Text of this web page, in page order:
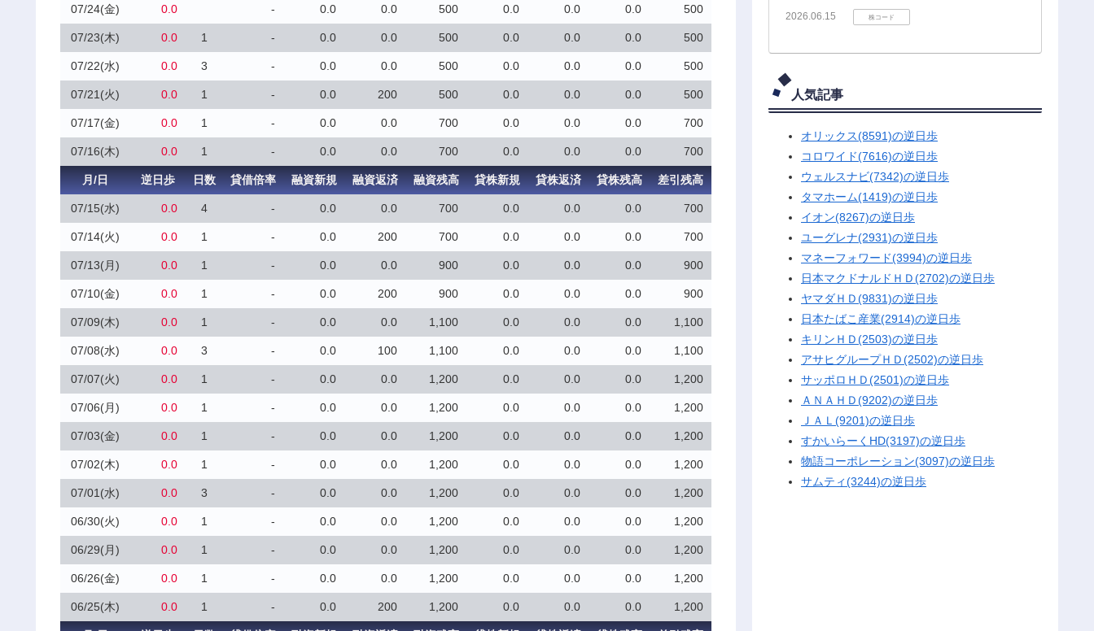
07/24(金) 0.0 - 0.0 0.0 500 0.0 0.0 0.0 500
07/23(木) 0.0 1 - 0.0 0.0 500 0.0 0.0 0.0 500
07/22(水) 0.0 3 - 0.0 0.0 500 0.0 0.0 0.0 500
07/21(火) 0.0 1 - 0.0 200 500 0.0 0.0 0.0 500
07/17(金) 0.0 1 - 0.0 0.0 700 0.0 0.0 0.0 700
07/16(木) 0.0 1 - 0.0 0.0 700 0.0 0.0 0.0 700
月/日 逆日歩 日数 貸借倍率 融資新規 融資返済 融資残高 貸株新規 貸株返済 貸株残高 差引残高
07/15(水) 0.0 4 - 0.0 0.0 700 0.0 0.0 0.0 700
07/14(火) 0.0 1 - 0.0 200 700 0.0 0.0 0.0 700
07/13(月) 0.0 1 - 0.0 0.0 900 0.0 0.0 0.0 900
07/10(金) 0.0 1 - 0.0 200 900 0.0 0.0 0.0 900
07/09(木) 0.0 1 - 0.0 0.0 1,100 0.0 0.0 0.0 1,100
07/08(水) 0.0 3 - 0.0 100 1,100 0.0 0.0 0.0 1,100
07/07(火) 0.0 1 - 0.0 0.0 1,200 0.0 0.0 0.0 1,200
07/06(月) 0.0 1 - 0.0 0.0 1,200 0.0 0.0 0.0 1,200
07/03(金) 0.0 1 - 0.0 0.0 1,200 0.0 0.0 0.0 1,200
07/02(木) 0.0 1 - 0.0 0.0 1,200 0.0 0.0 0.0 1,200
07/01(水) 0.0 3 - 0.0 0.0 1,200 0.0 0.0 0.0 1,200
06/30(火) 0.0 1 - 0.0 0.0 1,200 0.0 0.0 0.0 1,200
06/29(月) 0.0 1 - 0.0 0.0 1,200 0.0 0.0 0.0 1,200
06/26(金) 0.0 1 - 0.0 0.0 1,200 0.0 0.0 0.0 1,200
06/25(木) 0.0 1 - 0.0 200 1,200 0.0 0.0 0.0 1,200
2026.06.15 株コード
人気記事
オリックス(8591)の逆日歩
コロワイド(7616)の逆日歩
ウェルスナビ(7342)の逆日歩
タマホーム(1419)の逆日歩
イオン(8267)の逆日歩
ユーグレナ(2931)の逆日歩
マネーフォワード(3994)の逆日歩
日本マクドナルドＨＤ(2702)の逆日歩
ヤマダＨＤ(9831)の逆日歩
日本たばこ産業(2914)の逆日歩
キリンＨＤ(2503)の逆日歩
アサヒグループＨＤ(2502)の逆日歩
サッポロＨＤ(2501)の逆日歩
ＡＮＡＨＤ(9202)の逆日歩
ＪＡＬ(9201)の逆日歩
すかいらーくHD(3197)の逆日歩
物語コーポレーション(3097)の逆日歩
サムティ(3244)の逆日歩